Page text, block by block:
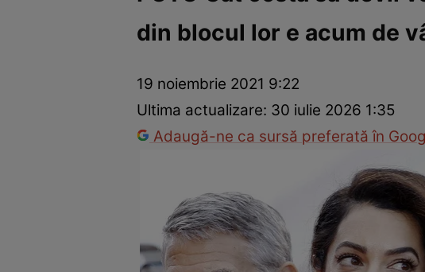
Dezvoltare personalăÎngrijire personalăCasă și grădinăModă
din blocul lor e acum de
19 noiembrie 2021 9:22
Ultima actualizare: 30 iulie 2026 1:35
Adaugă-ne ca sursă preferată în